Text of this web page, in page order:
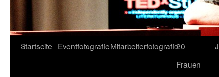
Zum
Startseite EventfotografieMitarbeiterfotografie20
Frauen